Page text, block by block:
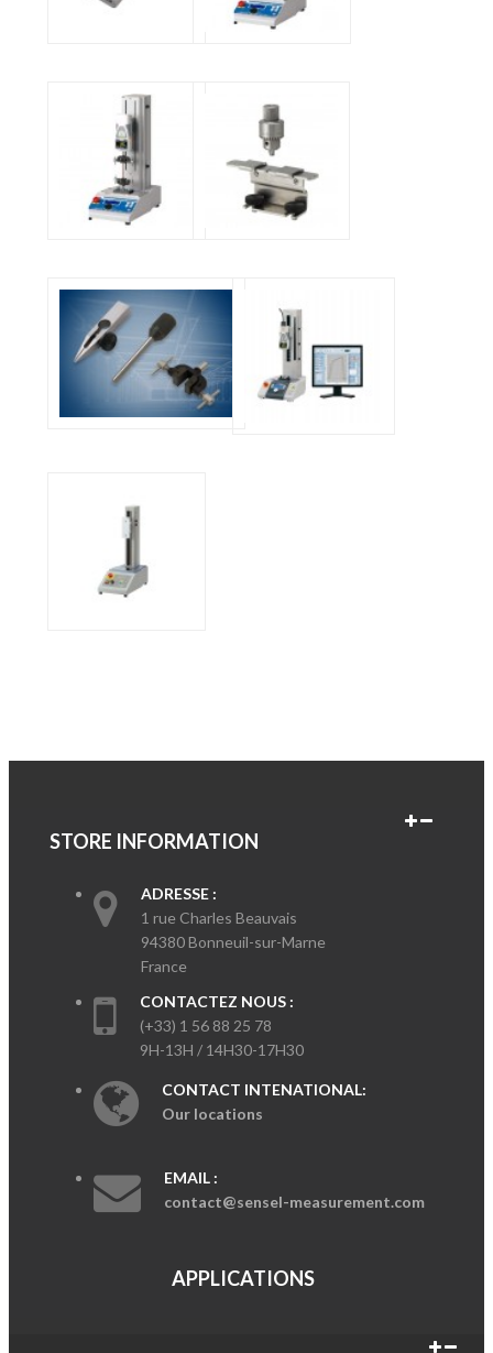
STORE INFORMATION
ADRESSE :
1 rue Charles Beauvais
94380 Bonneuil-sur-Marne
France
CONTACTEZ NOUS :
(+33) 1 56 88 25 78
9H-13H / 14H30-17H30
CONTACT INTENATIONAL:
Our locations
EMAIL :
contact@sensel-measurement.com
APPLICATIONS